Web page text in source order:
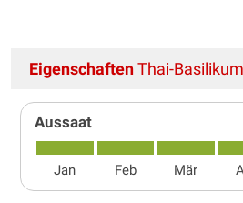
EigenschaftenThai-Basilikum
Aussaat
Jan Feb Mär